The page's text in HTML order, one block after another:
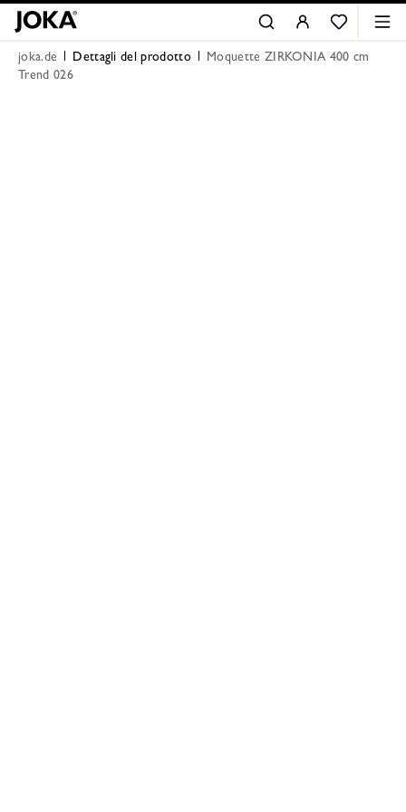
joka.de Dettagli del prodotto
Moquette ZIRKONIA 400 cm
Trend 026